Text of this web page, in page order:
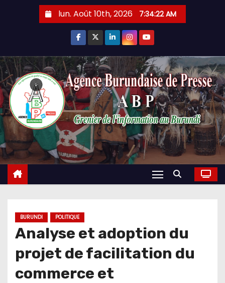
lun. Août 10th, 2026 7:34:22 AM
BURUNDI POLITIQUE
Analyse et adoption du
projet de facilitation du
commerce et